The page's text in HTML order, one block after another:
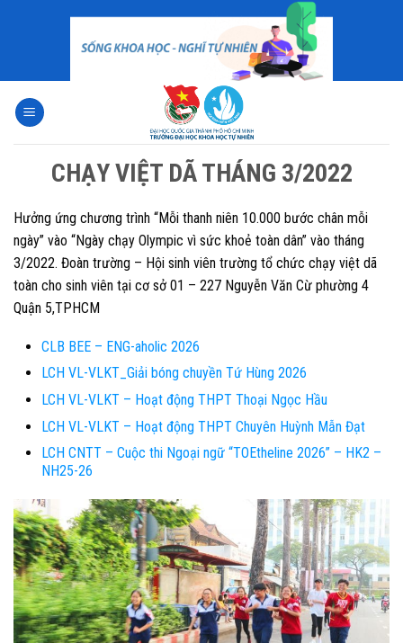
CHẠY VIỆT DÃ THÁNG 3/2022
Hưởng ứng chương trình “Mỗi thanh niên 10.000 bước chân mỗi
ngày” vào “Ngày chạy Olympic vì sức khoẻ toàn dân” vào tháng
3/2022. Đoàn trường – Hội sinh viên trường tổ chức chạy việt dã
toàn cho sinh viên tại cơ sở 01 – 227 Nguyễn Văn Cừ phường 4
Quận 5,TPHCM
CLB BEE – ENG-aholic 2026
LCH VL-VLKT_Giải bóng chuyền Tứ Hùng 2026
LCH VL-VLKT – Hoạt động THPT Thoại Ngọc Hầu
LCH VL-VLKT – Hoạt động THPT Chuyên Huỳnh Mẫn Đạt
LCH CNTT – Cuộc thi Ngoại ngữ “TOEtheline 2026” – HK2 –
NH25-26